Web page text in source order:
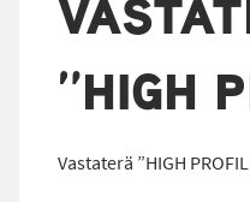
”HIGH
Vastaterä ”HIGH